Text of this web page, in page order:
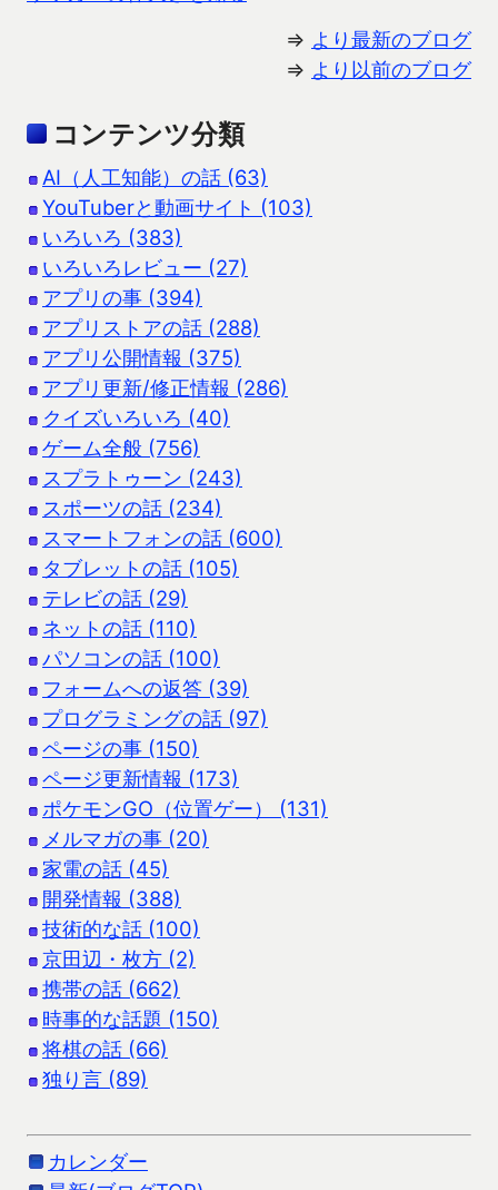
⇒ より最新のブログ
⇒ より以前のブログ
コンテンツ分類
AI（人工知能）の話 (63)
YouTuberと動画サイト (103)
いろいろ (383)
いろいろレビュー (27)
アプリの事 (394)
アプリストアの話 (288)
アプリ公開情報 (375)
アプリ更新/修正情報 (286)
クイズいろいろ (40)
ゲーム全般 (756)
スプラトゥーン (243)
スポーツの話 (234)
スマートフォンの話 (600)
タブレットの話 (105)
テレビの話 (29)
ネットの話 (110)
パソコンの話 (100)
フォームへの返答 (39)
プログラミングの話 (97)
ページの事 (150)
ページ更新情報 (173)
ポケモンGO（位置ゲー） (131)
メルマガの事 (20)
家電の話 (45)
開発情報 (388)
技術的な話 (100)
京田辺・枚方 (2)
携帯の話 (662)
時事的な話題 (150)
将棋の話 (66)
独り言 (89)
カレンダー